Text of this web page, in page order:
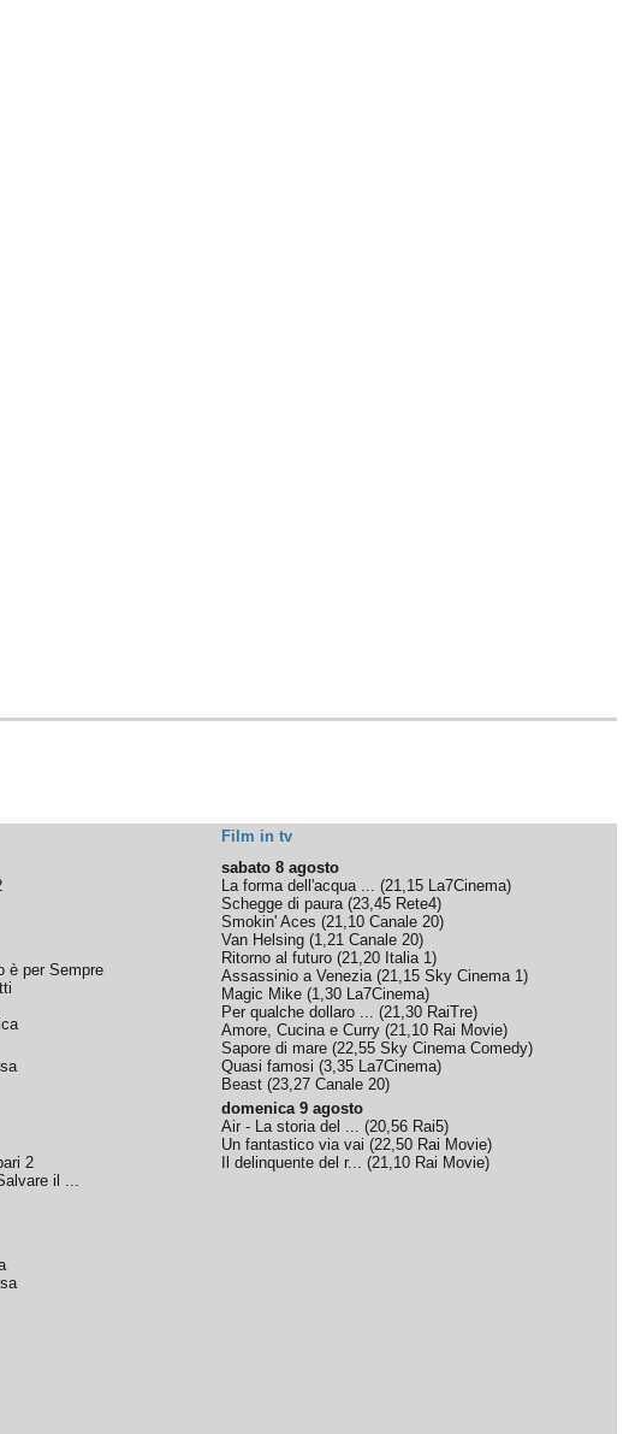
Film in tv
è per Sempre
2
il ...
sabato 8 agosto
La forma dell'acqua ... (21,15 La7Cinema)
Schegge di paura(23,45 Rete4)
Smokin' Aces (21,10 Canale 20)
Van Helsing (1,21 Canale 20)
Ritorno al futuro (21,20 Italia 1)
Assassinio a Venezia(21,15 Sky Cinema 1)
Magic Mike (1,30 La7Cinema)
Per qualche dollaro ... (21,30 RaiTre)
Amore, Cucina e Curry (21,10 Rai Movie)
Sapore di mare (22,55 Sky Cinema Comedy)
Quasi famosi (3,35 La7Cinema)
Beast (23,27 Canale 20)
domenica 9 agosto
Air - La storia del ... (20,56 Rai5)
Un fantastico via vai (22,50 Rai Movie)
Il delinquente del r... (21,10 Rai Movie)